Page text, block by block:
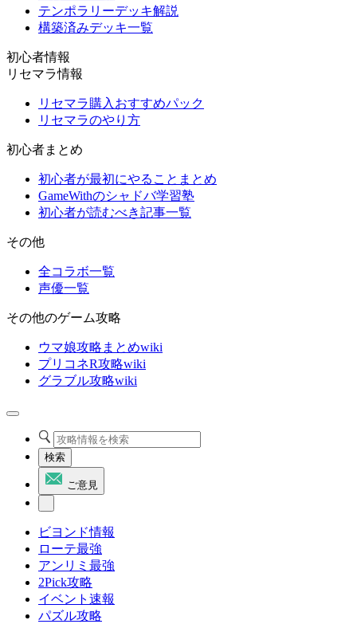
テンポラリーデッキ解説
構築済みデッキ一覧
初心者情報
リセマラ情報
リセマラ購入おすすめパック
リセマラのやり方
初心者まとめ
初心者が最初にやることまとめ
GameWithのシャドバ学習塾
初心者が読むべき記事一覧
その他
全コラボ一覧
声優一覧
その他のゲーム攻略
ウマ娘攻略まとめwiki
プリコネR攻略wiki
グラブル攻略wiki
検索
ご意見
ビヨンド情報
ローテ最強
アンリミ最強
2Pick攻略
イベント速報
パズル攻略